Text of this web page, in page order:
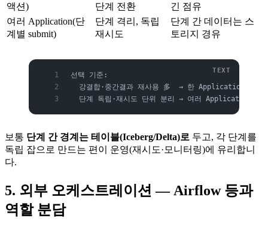
액션)
단계 전환
긴 점유
여러 Application(단
계별 submit)
단계 격리, 독립
재시도
단계 간 데이터는 스
토리지 경유
선택 기준:
강결합·중간결과 재사용 多  → 한 Application 안에
단계 독립·재시도 단위 분리 → 여러 Application(스
보통 단계 간 경계는 테이블(Iceberg/Delta)로 두고, 각 단계를
독립 잡으로 만드는 편이 운영(재시도·모니터링)에 유리합니
다.
5. 외부 오케스트레이션 — Airflow 등과
역할 분담